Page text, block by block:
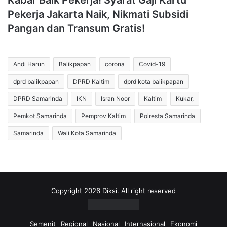
Pekerja Jakarta Naik, Nikmati Subsidi
Pangan dan Transum Gratis!
Andi Harun Balikpapan corona Covid-19
dprd balikpapan DPRD Kaltim dprd kota balikpapan
DPRD Samarinda IKN Isran Noor Kaltim Kukar,
Pemkot Samarinda Pemprov Kaltim Polresta Samarinda
Samarinda Wali Kota Samarinda
Copyright 2026 Diksi. All right reserved
Semenit Regional Nasional Internasional Ekonomi